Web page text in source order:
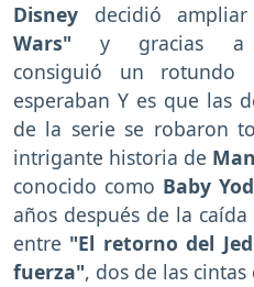
Disney decidió
Wars" y gracias
consiguió un
esperaban Y es que las
de la serie se robaron
intrigante historia de
conocido como Baby
años después de la
entre "El retorno del
fuerza", dos de las cintas